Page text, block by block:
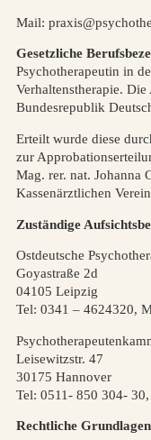
Mail:
Gesetzliche
Psychotherapeutin in
Verhaltenstherapie.
Bundesrepublik
Erteilt wurde diese
zur
Mag. rer. nat. Johanna
Kassenärztlichen
Zuständige
Ostdeutsche
Goyastraße 2d
04105 Leipzig
Tel: 0341 – 4624320,
Leisewitzstr. 47
30175 Hannover
Tel: 0511- 850 304-
Rechtliche Grundlagen